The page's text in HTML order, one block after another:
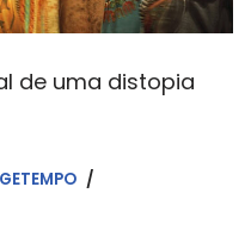
de uma distopia
GETEMPO